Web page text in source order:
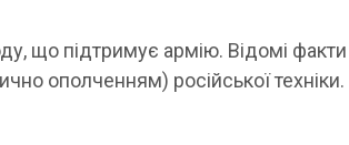
що підтримує армію. Відомі факти
ополченням) російської техніки.